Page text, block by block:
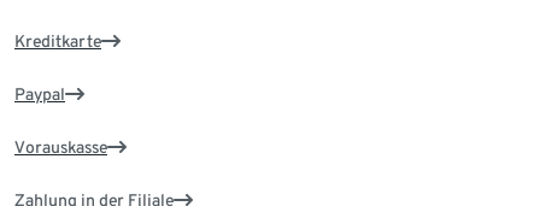
Kreditkarte
Paypal
Vorauskasse
Zahlung in der Filiale